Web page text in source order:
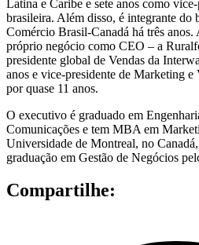
Latina e Caribe e sete anos como
brasileira. Além disso, é integrante do
Comércio Brasil-Canadá há três
próprio negócio como CEO – a
presidente global de Vendas da
anos e vice-presidente de Marketing
por quase 11 anos.
O executivo é graduado em
Comunicações e tem MBA em
Universidade de Montreal, no
graduação em Gestão de Negócios
Compartilhe: